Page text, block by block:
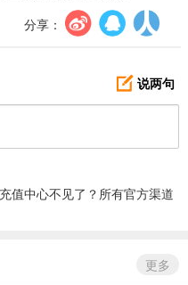
分享：
说两句
值中心不见了？所有官方渠道
更多